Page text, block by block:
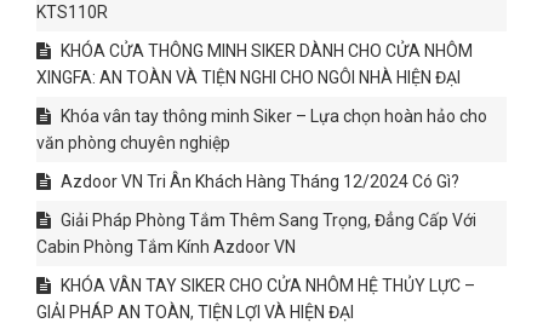
KTS110R
KHÓA CỬA THÔNG MINH SIKER DÀNH CHO CỬA NHÔM
XINGFA: AN TOÀN VÀ TIỆN NGHI CHO NGÔI NHÀ HIỆN ĐẠI
Khóa vân tay thông minh Siker – Lựa chọn hoàn hảo cho
văn phòng chuyên nghiệp
Azdoor VN Tri Ân Khách Hàng Tháng 12/2024 Có Gì?
Giải Pháp Phòng Tắm Thêm Sang Trọng, Đẳng Cấp Với
Cabin Phòng Tắm Kính Azdoor VN
KHÓA VÂN TAY SIKER CHO CỬA NHÔM HỆ THỦY LỰC –
GIẢI PHÁP AN TOÀN, TIỆN LỢI VÀ HIỆN ĐẠI